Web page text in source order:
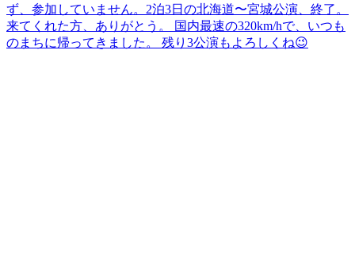
ず、参加していません。 2泊3日の北海道〜宮城公演、終了。
来てくれた方、ありがとう。 国内最速の320km/hで、いつも
のまちに帰ってきました。 残り3公演もよろしくね😉